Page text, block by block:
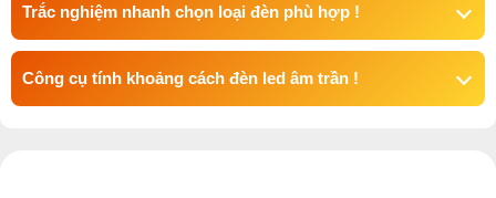
Trắc nghiệm nhanh chọn loại đèn phù hợp !
Công cụ tính khoảng cách đèn led âm trần !